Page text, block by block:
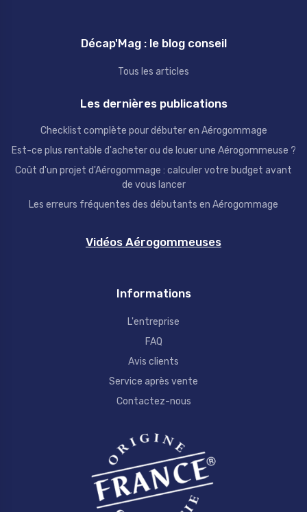
Décap'Mag : le blog conseil
Tous les articles
Les dernières publications
Checklist complète pour débuter en Aérogommage
Est-ce plus rentable d'acheter ou de louer une Aérogommeuse ?
Coût d'un projet d'Aérogommage : calculer votre budget avant
de vous lancer
Les erreurs fréquentes des débutants en Aérogommage
Vidéos Aérogommeuses
Informations
L'entreprise
FAQ
Avis clients
Service après vente
Contactez-nous